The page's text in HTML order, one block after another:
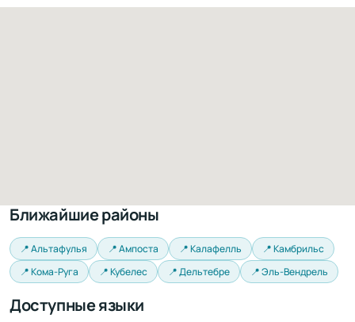
Ближайшие районы
📍 Альтафулья 📍 Ампоста 📍 Калафелль
📍 Камбрильс
📍 Кома-Руга
📍 Кубелес 📍 Дельтебре 📍 Эль-Вендрель
Доступные языки